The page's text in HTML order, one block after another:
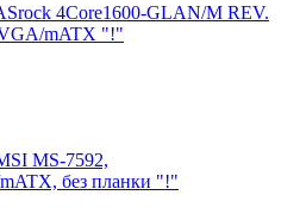
4Core1600-GLAN/M REV.
mATX "!"
MS-7592,
без планки "!"